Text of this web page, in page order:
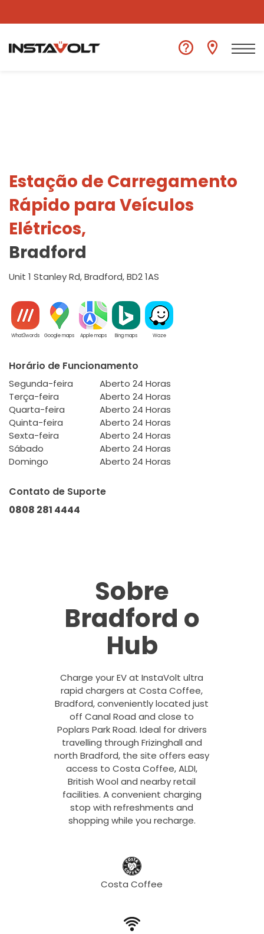
Ver outra localização
Estação de Carregamento
Rápido para Veículos
Elétricos,
Bradford
Unit 1 Stanley Rd, Bradford, BD2 1AS
What3words Google maps Apple maps Bing maps Waze
Horário de Funcionamento
Segunda-feira
Aberto 24 Horas
Terça-feira
Aberto 24 Horas
Quarta-feira
Aberto 24 Horas
Quinta-feira
Aberto 24 Horas
Sexta-feira
Aberto 24 Horas
Sábado
Aberto 24 Horas
Domingo
Aberto 24 Horas
Contato de Suporte
0808 281 4444
Sobre
Bradford o
Hub
Charge your EV at InstaVolt ultra
rapid chargers at Costa Coffee,
Bradford, conveniently located just
off Canal Road and close to
Poplars Park Road. Ideal for drivers
travelling through Frizinghall and
north Bradford, the site offers easy
access to Costa Coffee, ALDI,
British Wool and nearby retail
facilities. A convenient charging
stop with refreshments and
shopping while you recharge.
Costa Coffee